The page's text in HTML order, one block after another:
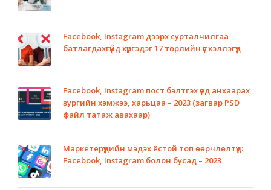
Facebook, Instagram дээрх сурталчилгаа
батлагдахгүйд хүргэдэг 17 төрлийн үг хэллэгүүд
Facebook, Instagram пост бэлтгэх үед анхаарах
зургийн хэмжээ, харьцаа – 2023 (загвар PSD
файл татаж авахаар)
Маркетерүүдийн мэдэх ёстой топ өөрчлөлтүүд:
Facebook, Instagram болон бусад – 2023